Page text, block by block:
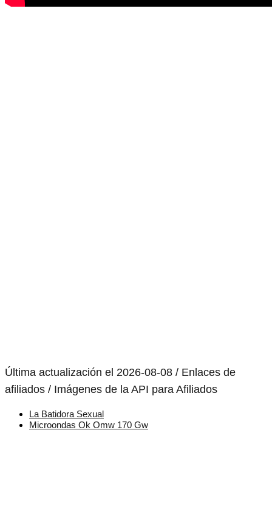
Última actualización el 2026-08-08 / Enlaces de
afiliados / Imágenes de la API para Afiliados
La Batidora Sexual
Microondas Ok Omw 170 Gw